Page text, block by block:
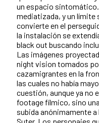
un espacio
mediatizada, y un límite
convierte en el
la instalación se
black out buscando
Las imágenes
night vision tomados
cazamigrantes en la
las cuales no había
cuestión, aunque ya no
footage fílmico, sino
subida anónimamente